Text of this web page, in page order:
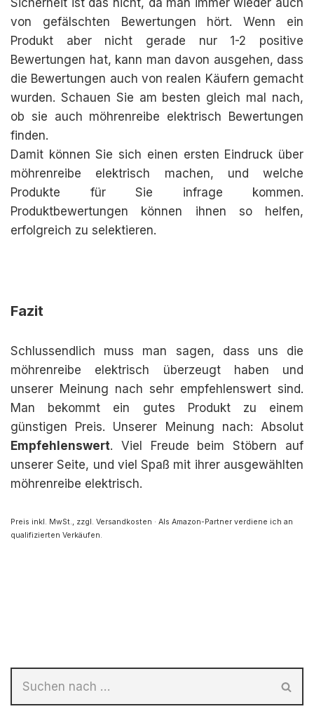
Sicherheit ist das nicht, da man immer wieder auch
von gefälschten Bewertungen hört. Wenn ein
Produkt aber nicht gerade nur 1-2 positive
Bewertungen hat, kann man davon ausgehen, dass
die Bewertungen auch von realen Käufern gemacht
wurden. Schauen Sie am besten gleich mal nach,
ob sie auch möhrenreibe elektrisch Bewertungen
finden.
Damit können Sie sich einen ersten Eindruck über
möhrenreibe elektrisch machen, und welche
Produkte für Sie infrage kommen.
Produktbewertungen können ihnen so helfen,
erfolgreich zu selektieren.
Fazit
Schlussendlich muss man sagen, dass uns die
möhrenreibe elektrisch überzeugt haben und
unserer Meinung nach sehr empfehlenswert sind.
Man bekommt ein gutes Produkt zu einem
günstigen Preis. Unserer Meinung nach: Absolut
Empfehlenswert. Viel Freude beim Stöbern auf
unserer Seite, und viel Spaß mit ihrer ausgewählten
möhrenreibe elektrisch.
Preis inkl. MwSt., zzgl. Versandkosten · Als Amazon-Partner verdiene ich an
qualifizierten Verkäufen.